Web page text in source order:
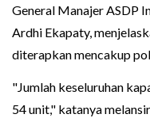
General Manajer ASDP
Ardhi Ekapaty,
diterapkan mencakup
"Jumlah keseluruhan
54 unit," katanya